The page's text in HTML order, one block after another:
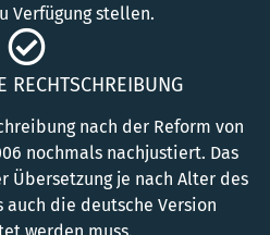
Verfügung stellen.
RECHTSCHREIBUNG
nach der Reform von
nochmals nachjustiert. Das
Übersetzung je nach Alter des
auch die deutsche Version